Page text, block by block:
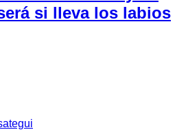
si lleva los labios